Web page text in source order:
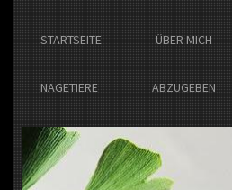
STARTSEITE ÜBER MICH
NAGETIERE ABZUGEBEN